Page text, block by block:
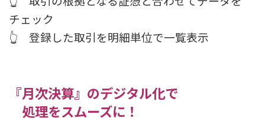
チェック
👆 登録した取引を明細単位で一覧表示
『月次決算』のデジタル化で
処理をスムーズに！